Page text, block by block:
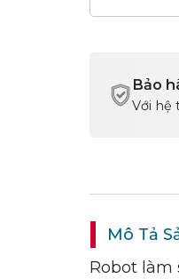
Bảo
Với hệ
Mô Tả
Robot